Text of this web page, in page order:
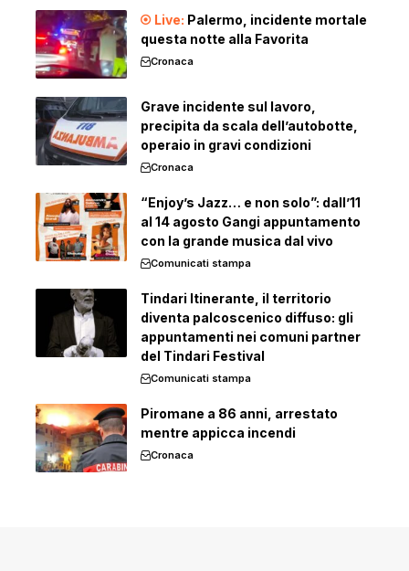
Palermo, incidente mortale
questa notte alla Favorita
Cronaca
Grave incidente sul lavoro,
precipita da scala dell’autobotte,
operaio in gravi condizioni
Cronaca
“Enjoy’s Jazz… e non solo”: dall’11
al 14 agosto Gangi appuntamento
con la grande musica dal vivo
Comunicati stampa
Tindari Itinerante, il territorio
diventa palcoscenico diffuso: gli
appuntamenti nei comuni partner
del Tindari Festival
Comunicati stampa
Piromane a 86 anni, arrestato
mentre appicca incendi
Cronaca